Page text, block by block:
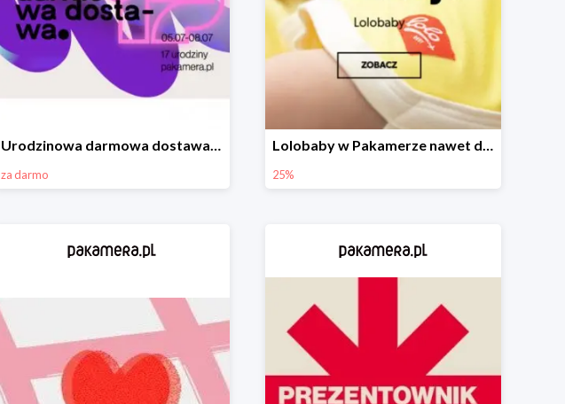
Urodzinowa darmowa dostawa w Pakamerze
za darmo
Lolobaby w Pakamerze nawet do 25%
25%